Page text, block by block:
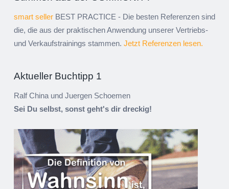
smart seller BEST PRACTICE - Die besten Referenzen sind
die, die aus der praktischen Anwendung unserer Vertriebs-
und Verkaufstrainings stammen. Jetzt Referenzen lesen.
Aktueller Buchtipp 1
Ralf China und Juergen Schoemen
Sei Du selbst, sonst geht's dir dreckig!